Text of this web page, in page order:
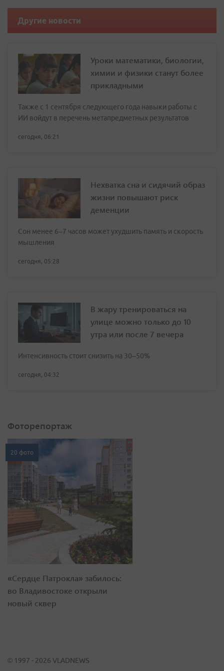
Другие новости
Уроки математики, биологии,
химии и физики станут более
прикладными
Также с 1 сентября следующего года навыки работы с
ИИ войдут в перечень метапредметных результатов
сегодня, 06:21
Нехватка сна и сидячий образ
жизни повышают риск
деменции
Сон менее 6–7 часов может ухудшить память и скорость
мышления
сегодня, 05:28
В жару тренироваться на
улице можно только до 10
утра или после 7 вечера
Интенсивность стоит снизить на 30–50%
сегодня, 04:32
Фоторепортаж
20 фото
«Сердце Патрокла» забилось:
во Владивостоке открыли
новый сквер
© 1997 - 2026 VLADNEWS